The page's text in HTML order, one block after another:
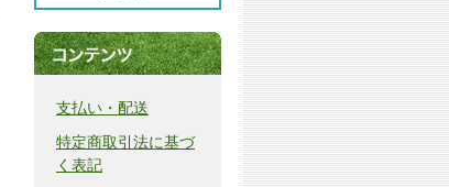
支払い・配送
特定商取引法に基づ
く表記